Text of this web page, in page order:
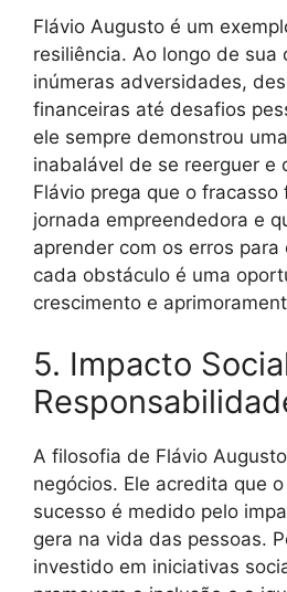
Flávio Augusto é um
resiliência. Ao longo de sua
inúmeras adversidades,
financeiras até desafios
ele sempre demonstrou
inabalável de se reerguer e
Flávio prega que o fracasso
jornada empreendedora e
aprender com os erros para
cada obstáculo é uma
crescimento e
5. Impacto
A filosofia de Flávio
negócios. Ele acredita que
sucesso é medido pelo
gera na vida das pessoas.
investido em iniciativas